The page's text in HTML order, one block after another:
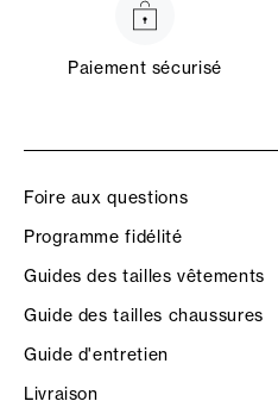
Paiement sécurisé
Foire aux questions
Programme fidélité
Guides des tailles vêtements
Guide des tailles chaussures
Guide d'entretien
Livraison